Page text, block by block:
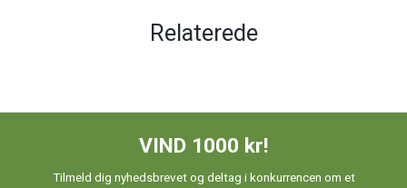
Relaterede
VIND 1000 kr!
Tilmeld dig nyhedsbrevet og deltag i konkurrencen om et